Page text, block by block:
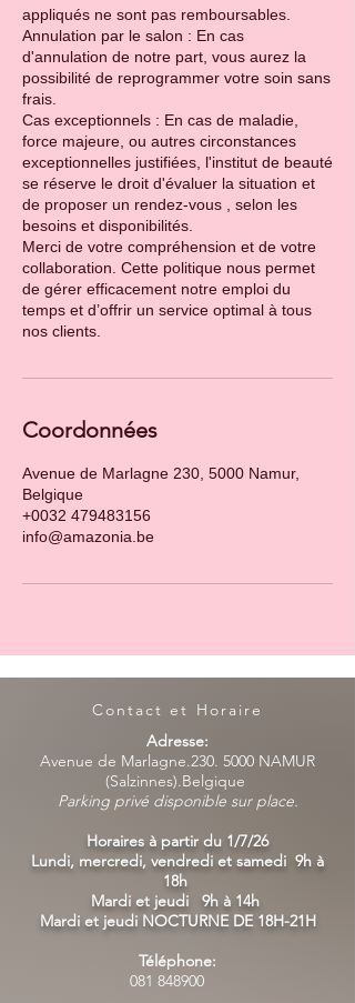
appliqués ne sont pas remboursables.
Annulation par le salon : En cas
d'annulation de notre part, vous aurez la
possibilité de reprogrammer votre soin sans
frais.
Cas exceptionnels : En cas de maladie,
force majeure, ou autres circonstances
exceptionnelles justifiées, l'institut de beauté
se réserve le droit d'évaluer la situation et
de proposer un rendez-vous , selon les
besoins et disponibilités.
Merci de votre compréhension et de votre
collaboration. Cette politique nous permet
de gérer efficacement notre emploi du
temps et d’offrir un service optimal à tous
Coordonnées
Avenue de Marlagne 230, 5000 Namur,
Belgique
+0032 479483156
info@amazonia.be
Contact et Horaire
Adresse:
Avenue de Marlagne.230. 5000 NAMUR
(Salzinnes).Belgique
Parking privé disponible sur place.
Horaires à partir du 1/7/26
Lundi, mercredi, vendredi et samedi 9h à
18h
Mardi et jeudi 9h à 14h
Mardi et jeudi NOCTURNE DE 18H-21H
Téléphone:
081 848900